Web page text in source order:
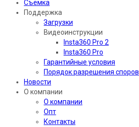
Съемка
Поддержка
Загрузки
Видеоинструкции
Insta360 Pro 2
Insta360 Pro
Гарантийные условия
Порядок разрешения споров
Новости
О компании
О компании
Опт
Контакты